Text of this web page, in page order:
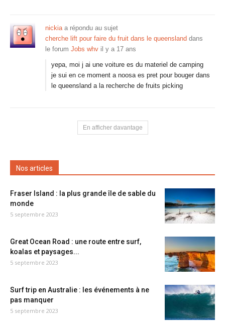
nickiaa répondu au sujet
cherche lift pour faire du fruit dans le queensland dans
le forum Jobs whv il y a 17 ans
yepa, moi j ai une voiture es du materiel de camping
je sui en ce moment a noosa es pret pour bouger dans
le queensland a la recherche de fruits picking
En afficher davantage
Nos articles
Fraser Island : la plus grande île de sable du
monde
5 septembre 2023
Great Ocean Road : une route entre surf,
koalas et paysages...
5 septembre 2023
Surf trip en Australie : les événements à ne
pas manquer
5 septembre 2023